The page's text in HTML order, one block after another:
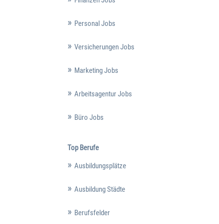
Personal Jobs
Versicherungen Jobs
Marketing Jobs
Arbeitsagentur Jobs
Büro Jobs
Top Berufe
Ausbildungsplätze
Ausbildung Städte
Berufsfelder